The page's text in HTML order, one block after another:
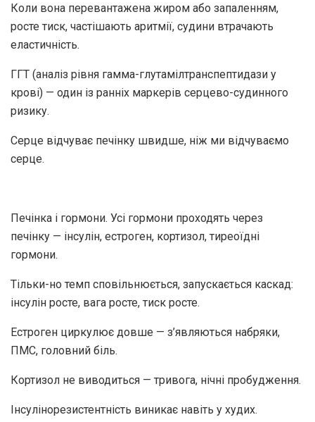
Коли вона перевантажена жиром або запаленням,
росте тиск, частішають аритмії, судини втрачають
еластичність.
ГГТ (аналіз рівня гамма-глутамілтранспептидази у
крові) — один із ранніх маркерів серцево-судинного
ризику.
Серце відчуває печінку швидше, ніж ми відчуваємо
серце.
Печінка і гормони. Усі гормони проходять через
печінку — інсулін, естроген, кортизол, тиреоїдні
гормони.
Тільки-но темп сповільнюється, запускається каскад:
інсулін росте, вага росте, тиск росте.
Естроген циркулює довше — з’являються набряки,
ПМС, головний біль.
Кортизол не виводиться — тривога, нічні пробудження.
Інсулінорезистентність виникає навіть у худих.